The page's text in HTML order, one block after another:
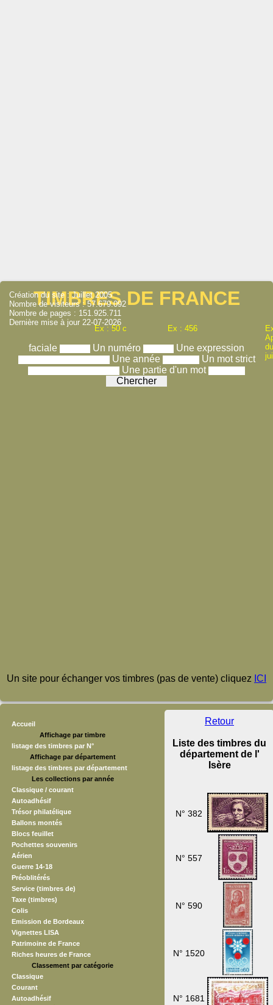
TIMBRES DE FRANCE
Ex : 50 c Ex : 456
faciale Un numéro
Une expression
Une année
Un mot strict
Une partie d'un mot
Création du site : Juillet 2005
Nombre de visiteurs : 57.679.092
Nombre de pages : 151.925.711
Dernière mise à jour 22-07-2026
Un site pour échanger vos timbres (pas de vente) cliquez ICI
Accueil
Affichage par timbre
listage des timbres par N°
Affichage par département
listage des timbres par département
Les collections par année
Classique / courant
Autoadhésif
Trésor philatélique
Ballons montés
Blocs feuillet
Pochettes souvenirs
Aérien
Guerre 14-18
Préoblitérés
Service (timbres de)
Taxe (timbres)
Colis
Emission de Bordeaux
Vignettes LISA
Patrimoine de France
Riches heures de France
Classement par catégorie
Classique
Courant
Autoadhésif
Retour
Liste des timbres du
département de l'
Isère
N° 382
N° 557
N° 590
N° 1520
N° 1681